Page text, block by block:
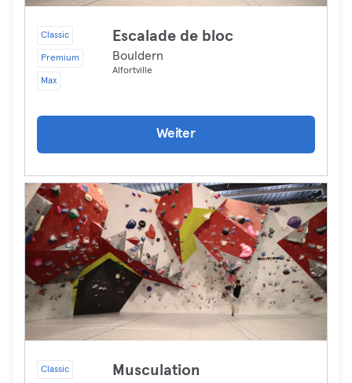
Classic
Premium
Max
Escalade de bloc
Bouldern
Alfortville
Weiter
Classic Musculation